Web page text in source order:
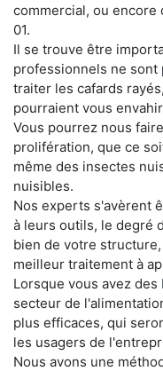
commercial, ou
01.
Il se trouve être
professionnels ne
traiter les cafards
pourraient vous
Vous pourrez nous
prolifération, que ce
même des insectes
nuisibles.
Nos experts s'avèrent
à leurs outils, le degré
bien de votre
meilleur traitement à
Lorsque vous avez
secteur de
plus efficaces, qui
les usagers de
Nous avons une